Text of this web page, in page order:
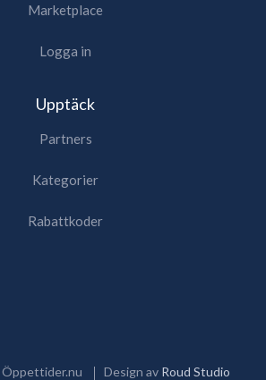
Marketplace
Logga in
Upptäck
Partners
Kategorier
Rabattkoder
Öppettider.nu Design av Roud Studio